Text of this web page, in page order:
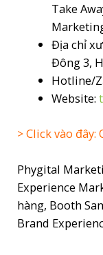
Take
Địa chỉ
Đông 3,
Hotline/
Website:
> Click vào
Phygital
Experience
hàng, Booth
Brand